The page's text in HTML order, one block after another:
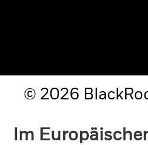
© 2026
Im